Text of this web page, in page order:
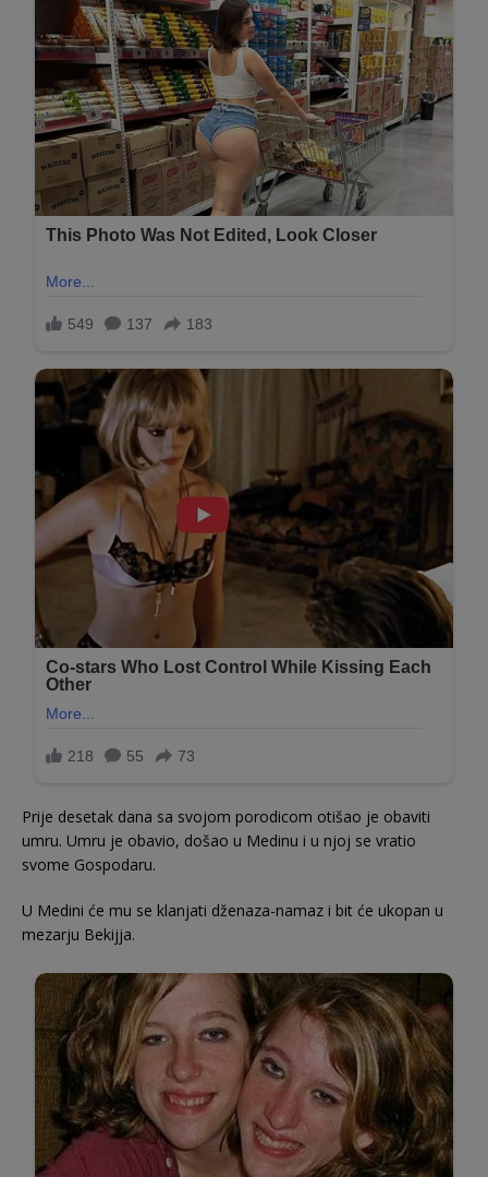
Prije desetak dana sa svojom porodicom otišao je obaviti
umru. Umru je obavio, došao u Medinu i u njoj se vratio
svome Gospodaru.
U Medini će mu se klanjati dženaza-namaz i bit će ukopan u
mezarju Bekijja.